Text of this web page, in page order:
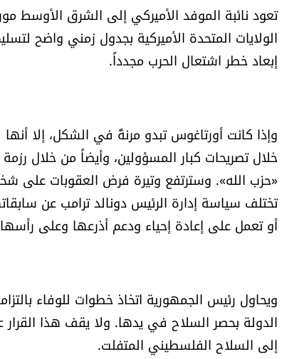
تعود نائبة الموفد الأميركي إلى الشرق الأوسط
الولايات المتحدة الأميركية بجدول زمني واضح
إبعاد خطر اشتعال الحرب مجدداً.
وإذا كانت أورتاغوس تبدو مرنةً في الشكل، إلا
خلال تصريحات كبار المسؤولين، وأيضاً من خلال
«حزب الله». وسترتفع وتيرة فرض العقوبات على
تختلف سياسة إدارة الرئيس دونالد ترامب عن
أو تعمل على إعادة إحياء ودعم أذرعها وعلى
ويحاول رئيس الجمهورية اتخاذ خطوات للوفاء
الدولة بحصر السلاح في يدها. ولا يقف هذا
إلى السلاح الفلسطيني المتفلت.